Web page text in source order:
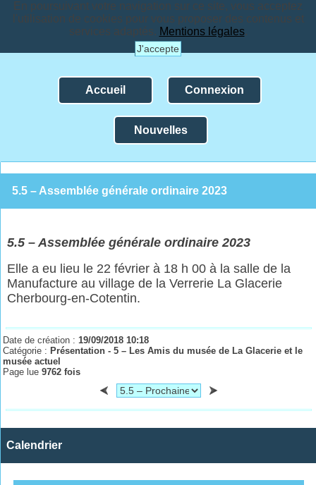
En poursuivant votre navigation sur ce site, vous acceptez
l'utilisation de cookies pour vous proposer des contenus et
services adaptés. Mentions légales.
J'accepte
Accueil Connexion
Nouvelles
5.5 – Assemblée générale ordinaire 2023
5.5 – Assemblée générale ordinaire 2023
Elle a eu lieu le 22 février à 18 h 00 à la salle de la
Manufacture au village de la Verrerie La Glacerie
Cherbourg-en-Cotentin.
Date de création : 19/09/2018 10:18
Catégorie : Présentation - 5 – Les Amis du musée de La Glacerie et le
musée actuel
Page lue9762 fois
Calendrier